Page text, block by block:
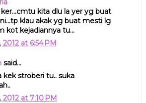
ker...cmtu kita dlu la yer yg buat
klau akak yg buat mesti lg
kot kejadiannya tu...
2012 at 6:54 PM
said...
kek stroberi tu.. suka
2012 at 7:10 PM